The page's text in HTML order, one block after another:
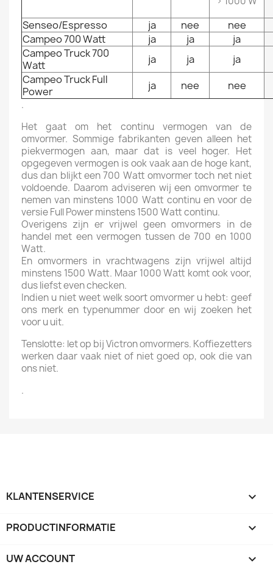
Senseo/Espresso ja nee
nee
Campeo 700 Watt
ja ja
ja
Campeo Truck 700
Watt
ja ja
ja
Campeo Truck Full
Power
ja nee nee
.
Het gaat om het continu vermogen van de
omvormer. Sommige fabrikanten geven alleen het
piekvermogen aan, maar dat is veel hoger. Het
opgegeven vermogen is ook vaak aan de hoge kant,
dus dan blijkt een 700 Watt omvormer toch net niet
voldoende. Daarom adviseren wij een omvormer te
nemen van minstens 1000 Watt continu en voor de
versie Full Power minstens 1500 Watt continu.
Overigens zijn er vrijwel geen omvormers in de
handel met een vermogen tussen de 700 en 1000
Watt.
En omvormers in vrachtwagens zijn vrijwel altijd
minstens 1500 Watt. Maar 1000 Watt komt ook voor,
dus liefst even checken.
Indien u niet weet welk soort omvormer u hebt: geef
ons merk en typenummer door en wij zoeken het
voor u uit.
Tenslotte: let op bij Victron omvormers. Koffiezetters
werken daar vaak niet of niet goed op, ook die van
ons niet.
.
KLANTENSERVICE 
PRODUCTINFORMATIE 
UW ACCOUNT 